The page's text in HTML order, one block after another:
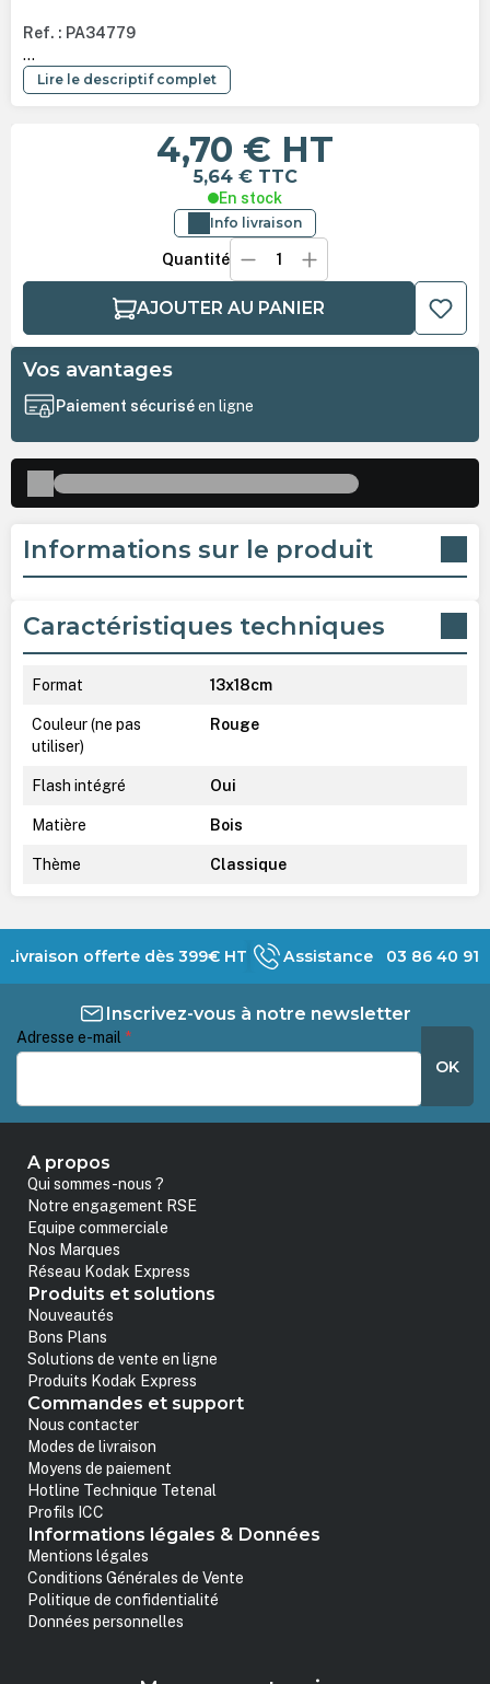
Ref. : PA34779
...
Lire le descriptif complet
4,70 € HT
5,64 € TTC
En stock
Info livraison
Quantité
AJOUTER AU PANIER
Vos avantages
Paiement sécuriséen ligne
Informations sur le produit
Caractéristiques techniques
Format 13x18cm
Couleur (ne pas
utiliser)
Rouge
Flash intégré Oui
Matière Bois
Thème Classique
Livraison offerte dès 399€ HT Assistance 03 86 40 91
Inscrivez-vous à notre newsletter
Adresse e-mail *
OK
A propos
Qui sommes-nous ?
Notre engagement RSE
Equipe commerciale
Nos Marques
Réseau Kodak Express
Produits et solutions
Nouveautés
Bons Plans
Solutions de vente en ligne
Produits Kodak Express
Commandes et support
Nous contacter
Modes de livraison
Moyens de paiement
Hotline Technique Tetenal
Profils ICC
Informations légales & Données
Mentions légales
Conditions Générales de Vente
Politique de confidentialité
Données personnelles